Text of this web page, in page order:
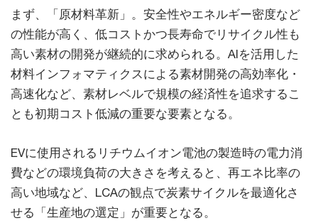
まず、「原材料革新」。安全性やエネルギー密度など
の性能が高く、低コストかつ長寿命でリサイクル性も
高い素材の開発が継続的に求められる。AIを活用した
材料インフォマティクスによる素材開発の高効率化・
高速化など、素材レベルで規模の経済性を追求するこ
とも初期コスト低減の重要な要素となる。
EVに使用されるリチウムイオン電池の製造時の電力消
費などの環境負荷の大きさを考えると、再エネ比率の
高い地域など、LCAの観点で炭素サイクルを最適化さ
せる「生産地の選定」が重要となる。